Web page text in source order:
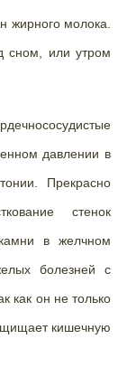
жирного молока.
сном, или утром
давлении в
Прекрасно
стенок
в желчном
болезней с
как он не только
кишечную